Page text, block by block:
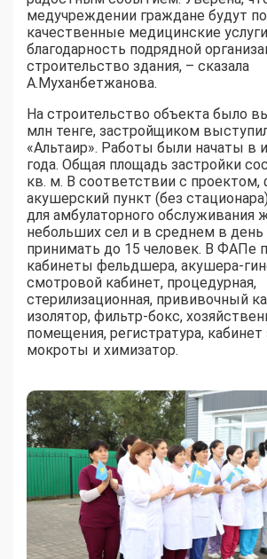
медучреждении граждане будут
качественные медицинские
благодарность подрядной
строительство здания, – сказала
А.Муханбетжанова.
На строительство объекта было
млн тенге, застройщиком
«Альтаир». Работы были начаты в
года. Общая площадь застройки
кв. м. В соответствии с
акушерский пункт (без
для амбулаторного обслуживания
небольших сел и в среднем в
принимать до 15 человек. В ФАПе
кабинеты фельдшера, акушера-
смотровой кабинет, процедурная,
стерилизационная, прививочный
изолятор, фильтр-бокс,
помещения, регистратура, кабинет
мокроты и химизатор.